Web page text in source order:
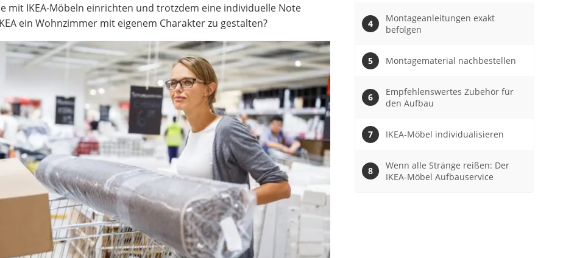
mit IKEA-Möbeln einrichten und trotzdem eine individuelle Note
ein Wohnzimmer mit eigenem Charakter zu gestalten?
Montageanleitungen exakt
befolgen
Montagematerial nachbestellen
Empfehlenswertes Zubehör für
den Aufbau
IKEA-Möbel individualisieren
Wenn alle Stränge reißen: Der
IKEA-Möbel Aufbauservice